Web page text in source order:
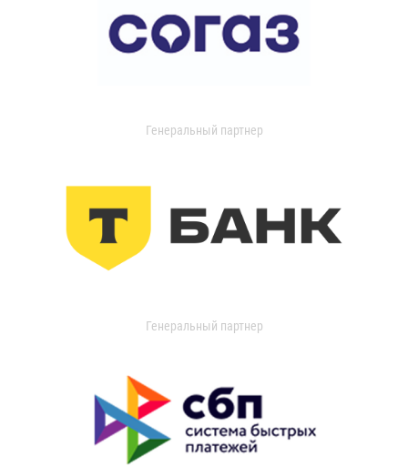
Генеральный партнер
Генеральный партнер